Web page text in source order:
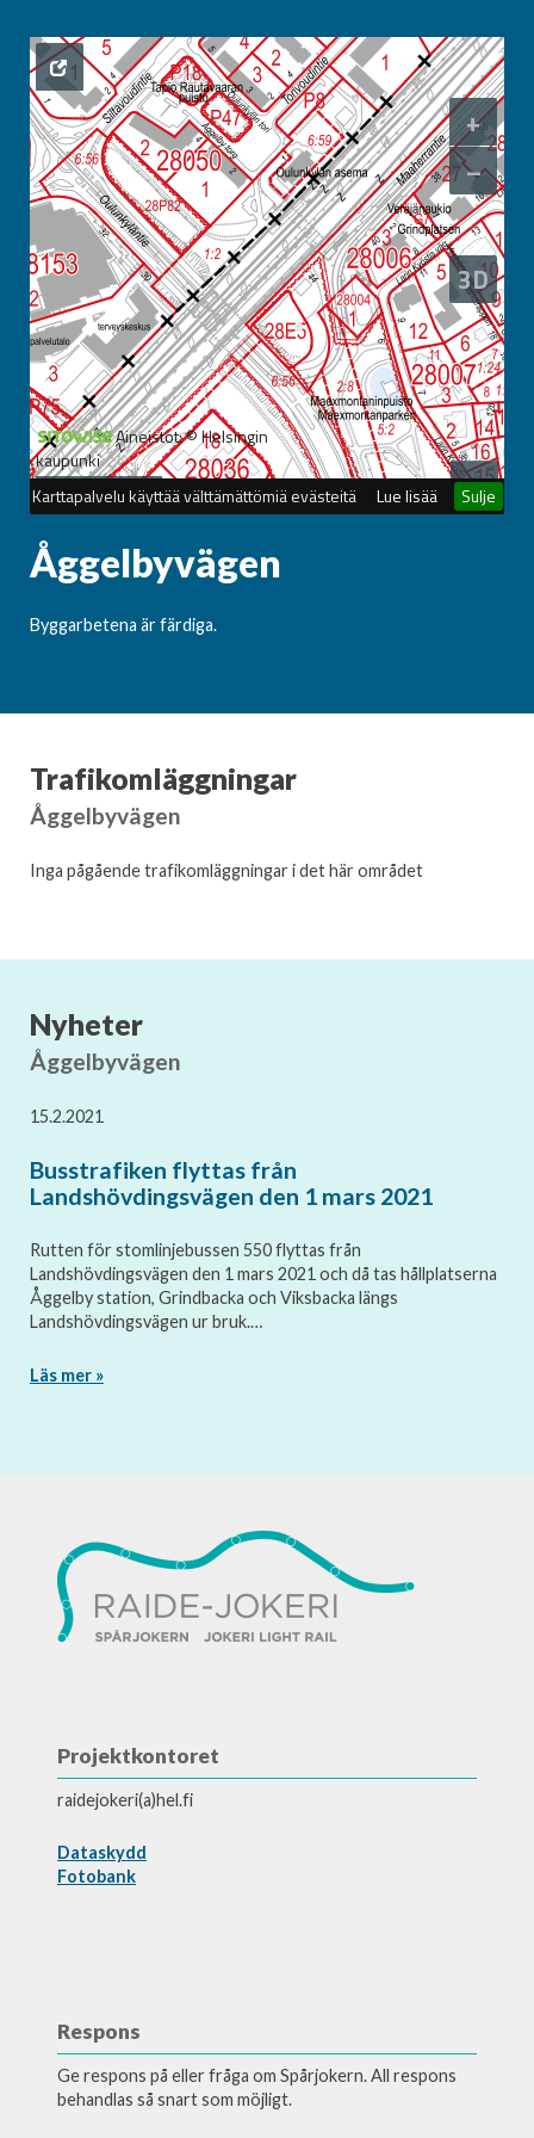
Åggelbyvägen
Byggarbetena är färdiga.
Trafikomläggningar
Åggelbyvägen
Inga pågående trafikomläggningar i det här området
Nyheter
Åggelbyvägen
15.2.2021
Busstrafiken flyttas från
Landshövdingsvägen den 1 mars 2021
Rutten för stomlinjebussen 550 flyttas från
Landshövdingsvägen den 1 mars 2021 och då tas hållplatserna
Åggelby station, Grindbacka och Viksbacka längs
Landshövdingsvägen ur bruk.…
Läs mer »
Projektkontoret
raidejokeri(a)hel.fi
Dataskydd
Fotobank
Respons
Ge respons på eller fråga om Spårjokern. All respons
behandlas så snart som möjligt.